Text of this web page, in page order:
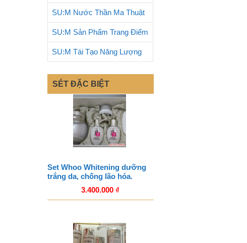
SU:M Nước Thần Ma Thuật
SU:M Sản Phẩm Trang Điểm
SU:M Tái Tạo Năng Lượng
SÉT ĐẶC BIỆT
Set Whoo Whitening dưỡng
trắng da, chống lão hóa.
3.400.000 ₫